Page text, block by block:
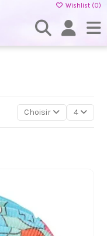
Wishlist (0)
Choisir 4